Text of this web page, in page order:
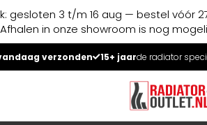
gesloten 3 t/m 16 aug — bestel vóór
Afhalen in onze showroom is nog
verzonden 15+ jaarde radiator